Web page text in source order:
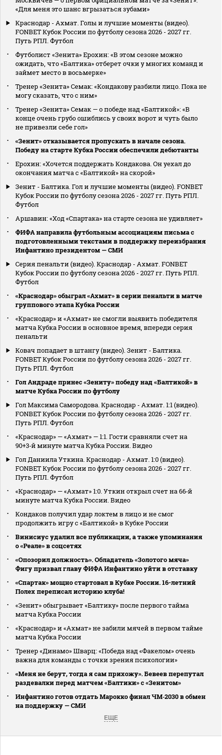
«Для меня это шанс вгрызаться зубами»
Краснодар - Ахмат. Голы и лучшие моменты (видео).
FONBET Кубок России по футболу сезона 2026 - 2027 гг.
Путь РПЛ. Футбол
Футболист «Зенита» Ерохин: «В этом сезоне можно
ожидать, что «Балтика» отберет очки у многих команд и
займет место в восьмерке»
Тренер «Зенита» Семак: «Кондакову разбили лицо. Пока не
могу сказать, что с ним»
Тренер «Зенита» Семак — о победе над «Балтикой»: «В
конце очень грубо ошиблись у своих ворот и чуть было
не привезли себе гол»
«Зенит» отказывается пропускать в начале сезона.
Победу на старте Кубка России обеспечили дебютанты
Ерохин: «Хочется поддержать Кондакова. Он уехал до
окончания матча с «Балтикой» на скорой»
Зенит - Балтика. Гол и лучшие моменты (видео). FONBET
Кубок России по футболу сезона 2026 - 2027 гг. Путь РПЛ.
Футбол
Аршавин: «Ход «Спартака» на старте сезона не удивляет»
ФИФА направила футбольным ассоциациям письма с
подготовленными текстами в поддержку переизбрания
Инфантино президентом — СМИ
Серия пенальти (видео). Краснодар - Ахмат. FONBET
Кубок России по футболу сезона 2026 - 2027 гг. Путь РПЛ.
Футбол
«Краснодар» обыграл «Ахмат» в серии пенальти в матче
группового этапа Кубка России
«Краснодар» и «Ахмат» не смогли выявить победителя
матча Кубка России в основное время, впереди серия
пенальти
Ковач попадает в штангу (видео). Зенит - Балтика.
FONBET Кубок России по футболу сезона 2026 - 2027 гг.
Путь РПЛ. Футбол
Гол Андраде принес «Зениту» победу над «Балтикой» в
матче Кубка России по футболу
Гол Максима Самородова. Краснодар - Ахмат. 1:1 (видео).
FONBET Кубок России по футболу сезона 2026 - 2027 гг.
Путь РПЛ. Футбол
«Краснодар» — «Ахмат» — 1:1. Гости сравняли счет на
90+3‑й минуте матча Кубка России. Видео
Гол Даниила Уткина. Краснодар - Ахмат. 1:0 (видео).
FONBET Кубок России по футболу сезона 2026 - 2027 гг.
Путь РПЛ. Футбол
«Краснодар» — «Ахмат» 1:0. Уткин открыл счет на 66‑й
минуте матча Кубка России. Видео
Кондаков получил удар локтем в лицо и не смог
продолжить игру с «Балтикой» в Кубке России
Винисиус удалил все публикации, а также упоминания
о «Реале» в соцсетях
«Опозорил должность». Обладатель «Золотого мяча»
Фигу призвал главу ФИФА Инфантино уйти в отставку
«Спартак» мощно стартовал в Кубке России. 16-летний
Полех переписал историю клуба!
«Зенит» обыгрывает «Балтику» после первого тайма
матча Кубка России
«Краснодар» и «Ахмат» не забили мячей в первом тайме
матча Кубка России
Тренер «Динамо» Шварц: «Победа над «Факелом» очень
важна для команды с точки зрения психологии»
«Меня не берут, тогда я сам прихожу». Бевеев перепутал
раздевалки перед матчем «Балтики» с «Зенитом»
Инфантино готов отдать Марокко финал ЧМ‑2030 в обмен
на поддержку — СМИ
ЕЩЕ